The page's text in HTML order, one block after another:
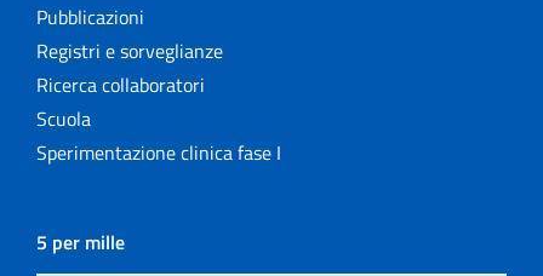
Pubblicazioni
Registri e sorveglianze
Ricerca collaboratori
Scuola
Sperimentazione clinica fase I
5 per mille